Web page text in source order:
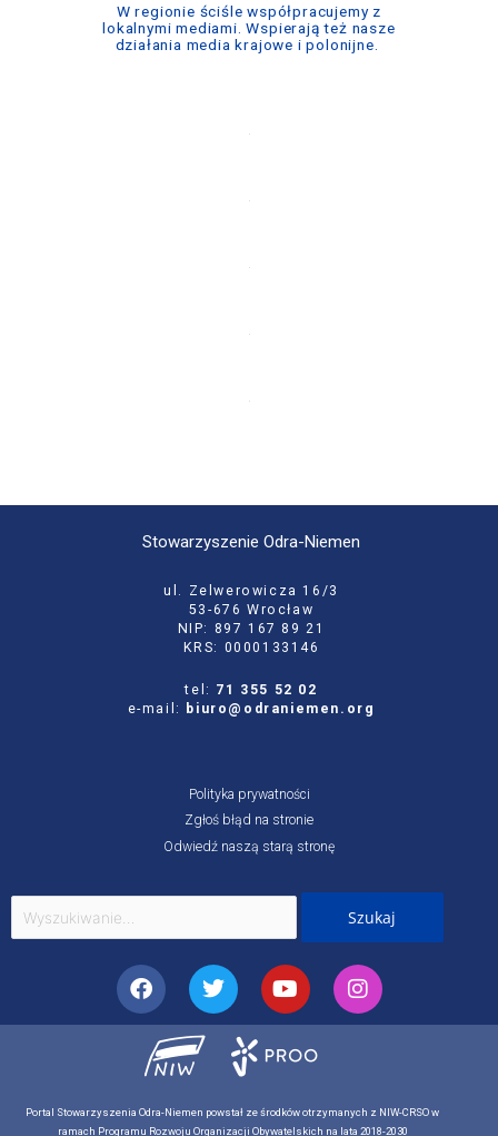
W regionie ściśle współpracujemy z
lokalnymi mediami. Wspierają też nasze
działania media krajowe i polonijne.
Stowarzyszenie Odra-Niemen
ul. Zelwerowicza 16/3
53-676 Wrocław
NIP: 897 167 89 21
KRS: 0000133146
tel: 71 355 52 02
e-mail:
biuro@odraniemen.org
Polityka prywatności
Zgłoś błąd na stronie
Odwiedź naszą starą stronę
Szukaj
dla:
FacebookTwitterYoutubeInstagram
Portal Stowarzyszenia Odra-Niemen powstał ze środków otrzymanych z NIW-CRSO w
ramach Programu Rozwoju Organizacji Obywatelskich na lata 2018-2030